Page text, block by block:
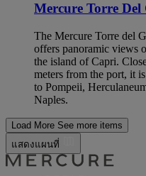
Mercure Torre Del
The Mercure Torre del
offers panoramic views
the island of Capri.
meters from the port, it
to Pompeii,
Naples.
Load More See more items
แสดงแผนที่